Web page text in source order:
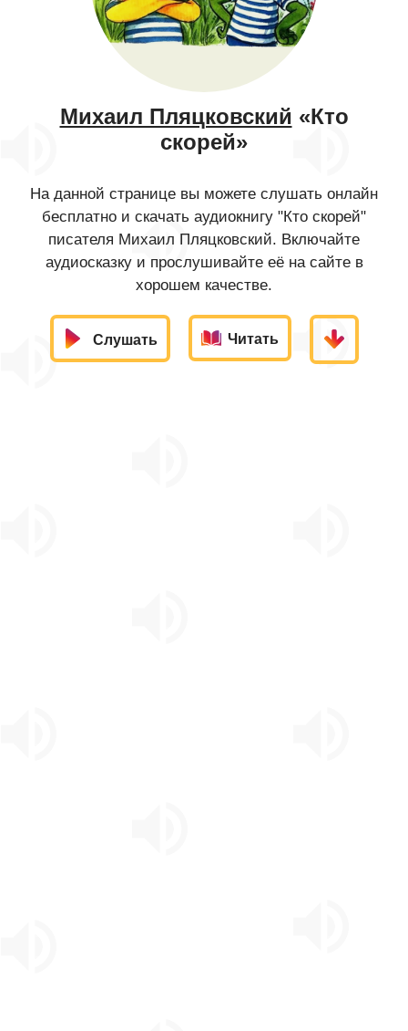
Михаил Пляцковский «Кто
скорей»
На данной странице вы можете слушать онлайн
бесплатно и скачать аудиокнигу "Кто скорей"
писателя Михаил Пляцковский. Включайте
аудиосказку и прослушивайте её на сайте в
хорошем качестве.
Слушать Читать